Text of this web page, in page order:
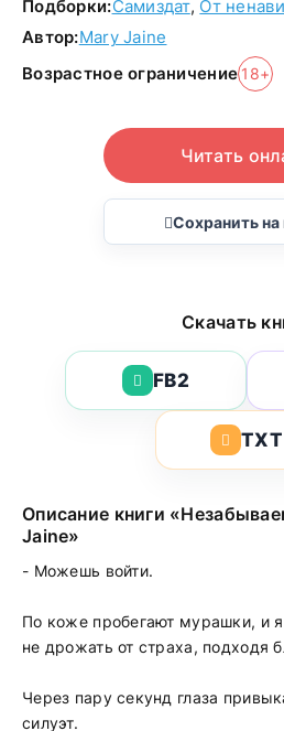
Подборки:Самиздат, От
Автор:Mary Jaine
Возрастное ограничение 18+
Читать
Сохранить на
Скачать
FB2
TXT
Описание книги
Jaine»
- Можешь войти.
По коже пробегают мурашки, и
не дрожать от страха, подходя
Через пару секунд глаза
силуэт.